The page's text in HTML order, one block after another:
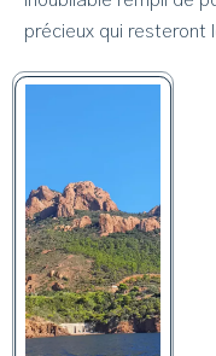
précieux qui